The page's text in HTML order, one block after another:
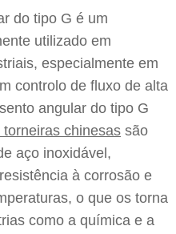
do tipo G é um
utilizado em
especialmente em
controlo de fluxo de alta
angular do tipo G
torneiras chinesas são
aço inoxidável,
à corrosão e
o que os torna
como a química e a